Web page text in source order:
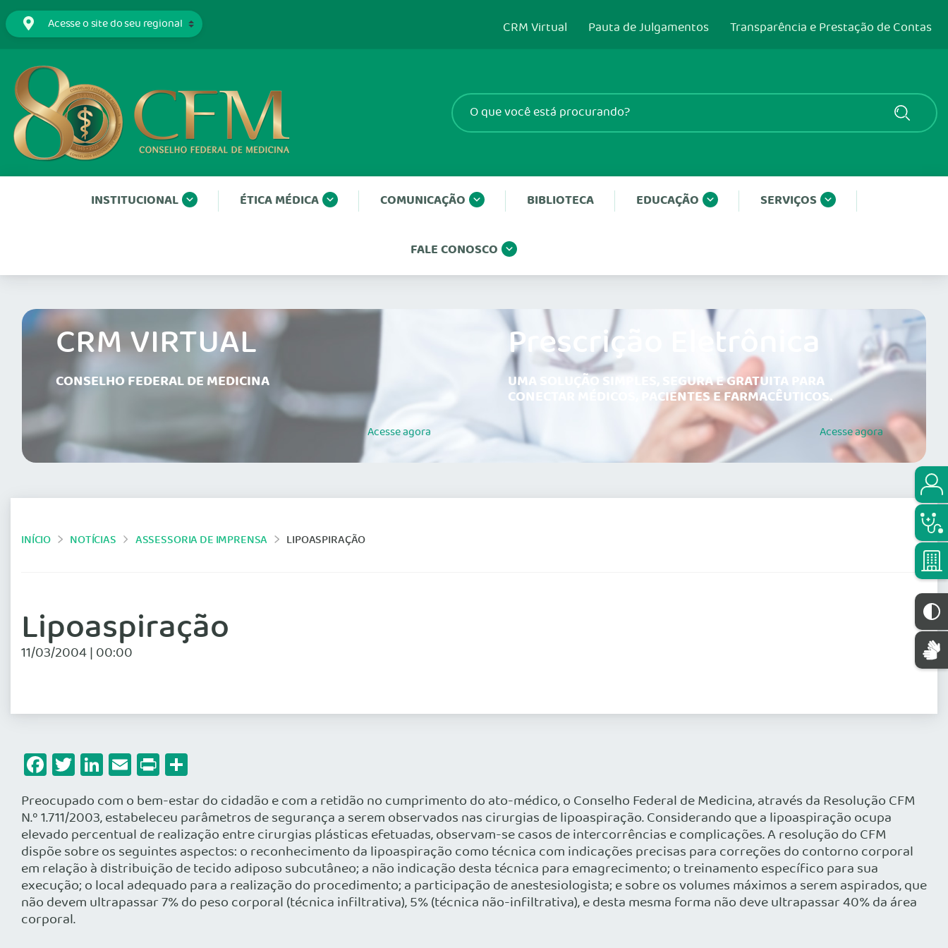
CRM Virtual Pauta de Julgamentos Transparência e Prestação de Contas
INSTITUCIONAL ÉTICA MÉDICA COMUNICAÇÃO BIBLIOTECA EDUCAÇÃO SERVIÇOS
FALE CONOSCO
CRM VIRTUAL
CONSELHO FEDERAL DE MEDICINA
Acesseagora
Prescrição Eletrônica
UMA SOLUÇÃO SIMPLES, SEGURA E GRATUITA PARA
CONECTAR MÉDICOS, PACIENTES E FARMACÊUTICOS.
Acesseagora
INÍCIO NOTÍCIAS ASSESSORIA DE IMPRENSA LIPOASPIRAÇÃO
Lipoaspiração
11/03/2004 | 00:00
Facebook
Twitter
LinkedIn
Email
Print
Preocupado com o bem-estar do cidadão e com a retidão no cumprimento do ato-médico, o Conselho Federal de Medicina, através da Resolução CFM
N.º 1.711/2003, estabeleceu parâmetros de segurança a serem observados nas cirurgias de lipoaspiração. Considerando que a lipoaspiração ocupa
elevado percentual de realização entre cirurgias plásticas efetuadas, observam-se casos de intercorrências e complicações. A resolução do CFM
dispõe sobre os seguintes aspectos: o reconhecimento da lipoaspiração como técnica com indicações precisas para correções do contorno corporal
em relação à distribuição de tecido adiposo subcutâneo; a não indicação desta técnica para emagrecimento; o treinamento específico para sua
execução; o local adequado para a realização do procedimento; a participação de anestesiologista; e sobre os volumes máximos a serem aspirados, que
não devem ultrapassar 7% do peso corporal (técnica infiltrativa), 5% (técnica não-infiltrativa), e desta mesma forma não deve ultrapassar 40% da área
corporal.